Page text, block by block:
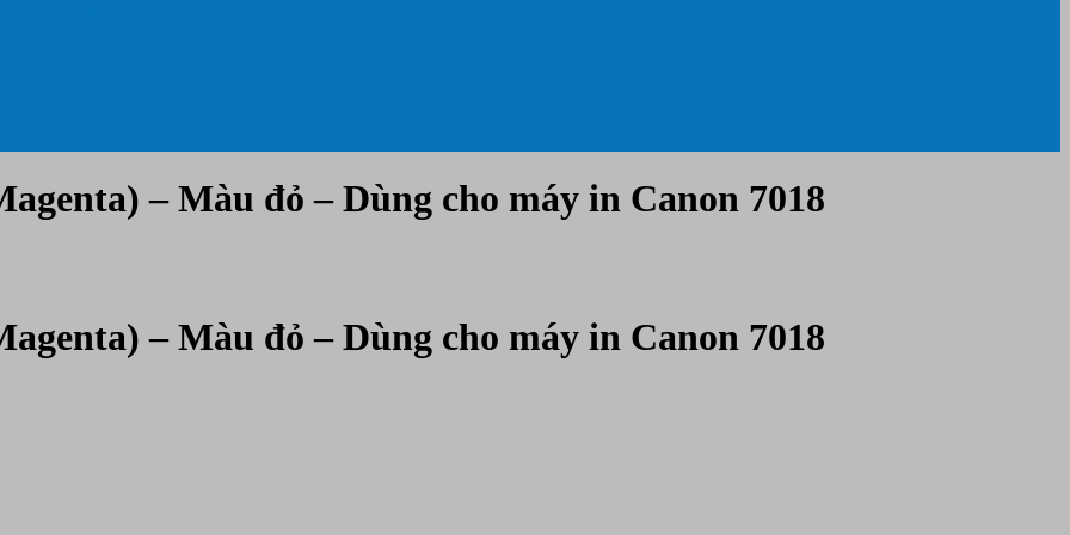
– Màu đỏ – Dùng cho máy in Canon 7018
– Màu đỏ – Dùng cho máy in Canon 7018